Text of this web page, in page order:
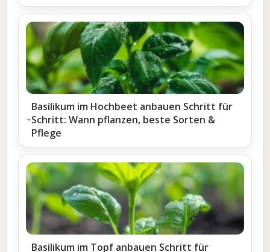
Basilikum im Hochbeet anbauen Schritt für
Schritt: Wann pflanzen, beste Sorten &
Pflege
Basilikum im Topf anbauen Schritt für